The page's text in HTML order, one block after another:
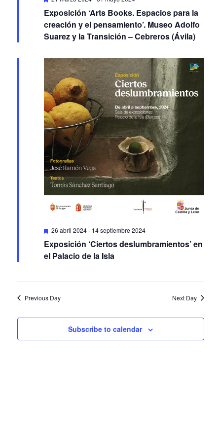
Exposición ‘Arts Books. Espacios para la
creación y el pensamiento’. Museo Adolfo
Suarez y la Transición – Cebreros (Ávila)
Featured
26 abril 2024- 14 septiembre 2024
Exposición ‘Ciertos deslumbramientos’ en
el Palacio de la Isla
Previous Day Next Day
Subscribe to calendar